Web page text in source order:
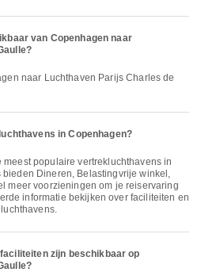
van Copenhagen naar
in Copenhagen?
meest populaire vertrek­luchthavens in
Dineren, Belastingvrije winkel,
meer voorzieningen om je reiservaring
informatie bekijken over faciliteiten en
zijn beschikbaar op